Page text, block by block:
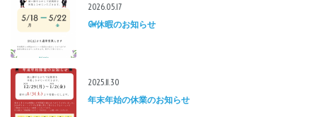
2026.05.17
GW休暇のお知らせ
2025.11.30
年末年始の休業のお知らせ